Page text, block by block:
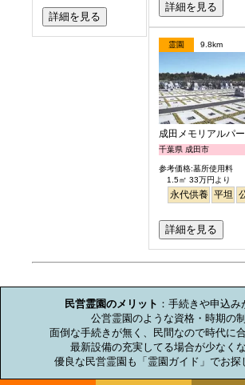
詳細を見る
詳細を見る
霊園 9.8km
成田メモリアルパ
千葉県 成田市
参考価格:墓所使用料
1.5㎡ 33万円より
永代供養 平坦
詳細を見る
民営霊園のメリット ：手続きや申込み
公営霊園のような資格・時期の
面倒な手続きが無く、民間なので時代に
最新設備の充実してる場合が少なくな
優良な民営霊園も「霊園ガイド」でお探